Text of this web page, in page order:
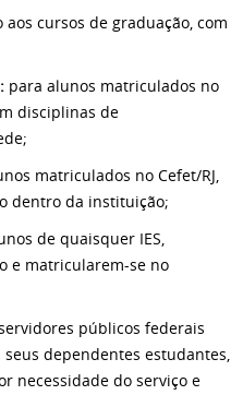
cursos de graduação, com
para alunos matriculados no
disciplinas de
matriculados no Cefet/RJ,
dentro da instituição;
de quaisquer IES,
e matricularem-se no
públicos federais
dependentes estudantes,
necessidade do serviço e